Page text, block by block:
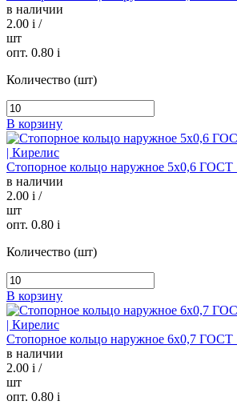
в наличии
2.00 i /
шт
опт. 0.80 i
Количество (шт)
В корзину
Стопорное кольцо наружное 5х0,6 ГОСТ
в наличии
2.00 i /
шт
опт. 0.80 i
Количество (шт)
В корзину
Стопорное кольцо наружное 6х0,7 ГОСТ
в наличии
2.00 i /
шт
опт. 0.80 i